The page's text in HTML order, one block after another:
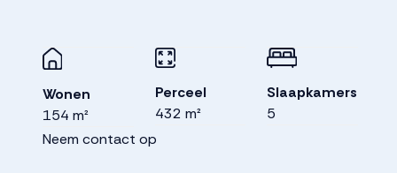
Wonen
154 m²
Perceel
432 m²
Slaapkamers
5
Neem contact op